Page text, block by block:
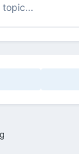
topic...